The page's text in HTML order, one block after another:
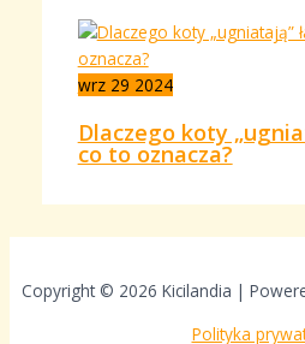
wrz 29 2024
Dlaczego koty
co to oznacza?
Copyright © 2026 Kicilandia |
Polityka